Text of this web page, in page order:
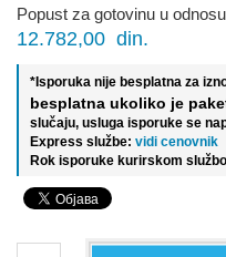
Popust za gotovinu u
12.782,00 din.
*Isporuka nije besplatna za
besplatna ukoliko je
slučaju, usluga isporuke se
Express službe: vidi cenovnik
Rok isporuke kurirskom